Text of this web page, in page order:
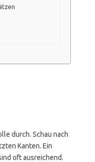
durch. Schau nach
Kanten. Ein
oft ausreichend.